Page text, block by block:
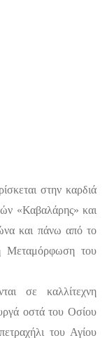
στην καρδιά
«Καβαλάρης» και
και πάνω από το
Μεταμόρφωση του
σε καλλίτεχνη
οστά του Οσίου
του Αγίου